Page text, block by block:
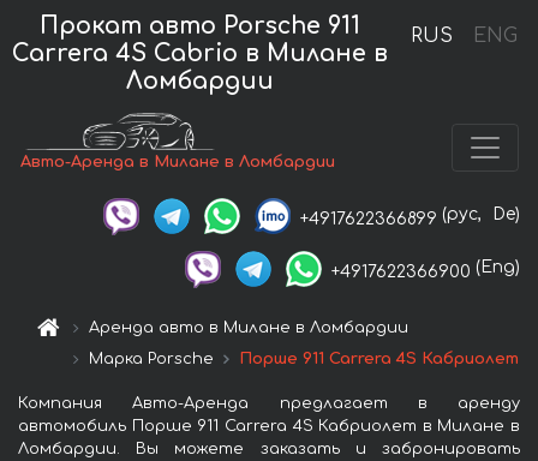
RUS ENG
Прокат авто Porsche 911
Carrera 4S Cabrio в Милане в
Ломбардии
Авто-Аренда в Милане в Ломбардии
+4917622366899 (рус, De)
+4917622366900 (Eng)
Аренда авто в Милане в Ломбардии
Марка Porsche
Порше 911 Carrera 4S Кабриолет
Компания Авто-Аренда предлагает в аренду
автомобиль Порше 911 Carrera 4S Кабриолет в Милане в
Ломбардии. Вы можете заказать и забронировать